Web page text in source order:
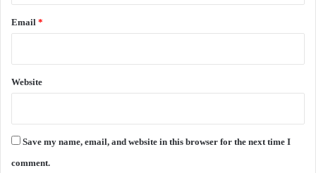
Email *
Website
Save my name, email, and website in this browser for the next time I
comment.